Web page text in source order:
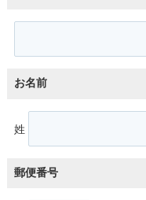
お名前
姓
郵便番号